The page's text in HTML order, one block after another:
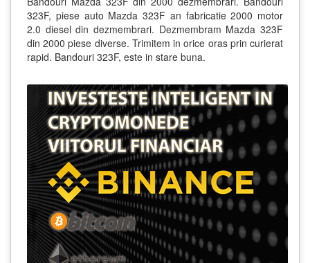
323F, piese auto Mazda 323F an fabricatie 2000 motor
2.0 diesel din dezmembrari. Dezmembram Mazda 323F
din 2000 piese diverse. Trimitem in orice oras prin curierat
rapid. Bandouri 323F, este in stare buna.